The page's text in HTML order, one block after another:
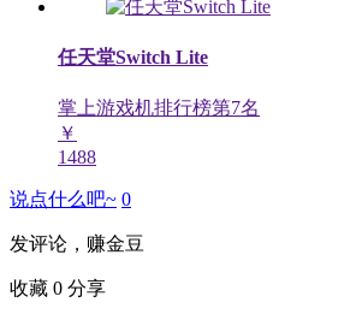
任天堂Switch Lite
掌上游戏机排行榜第7名
￥
1488
说点什么吧~ 0
发评论，赚金豆
收藏 0 分享